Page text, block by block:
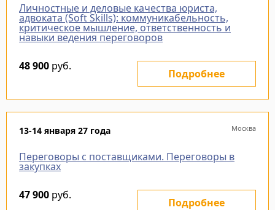
Личностные и деловые качества юриста,
адвоката (Soft Skills): коммуникабельность,
критическое мышление, ответственность и
навыки ведения переговоров
48 900 руб.
Подробнее
13-14 января 27 года Москва
Переговоры с поставщиками. Переговоры в
закупках
47 900 руб.
Подробнее